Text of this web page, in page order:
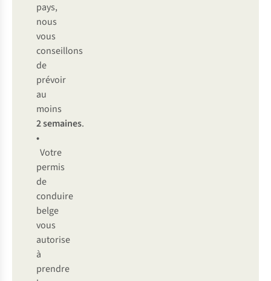
pays,
nous
vous
conseillons
de
prévoir
au
moins
2 semaines.
•
Votre
permis
de
conduire
belge
vous
autorise
à
prendre